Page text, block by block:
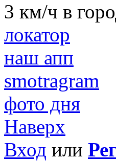
3 км/ч в
локатор
наш апп
smotragram
фото дня
Наверх
Вход или